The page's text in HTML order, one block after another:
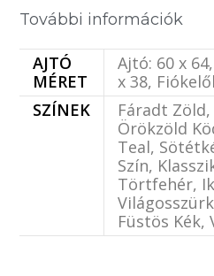
További információk
AJTÓ
MÉRET
Ajtó: 60 x
x 38,
SZÍNEK
Fáradt
Örökzöld
Teal,
Szín,
Törtfehér,
Füstös Kék,